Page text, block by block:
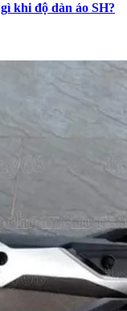
khi độ dàn áo SH?